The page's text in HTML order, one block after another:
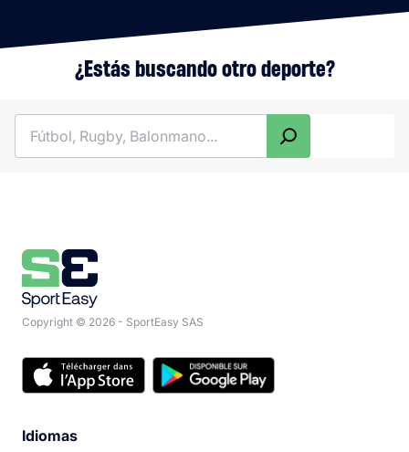
¿Estás buscando otro deporte?
Copyright © 2026 - SportEasy SAS
Idiomas